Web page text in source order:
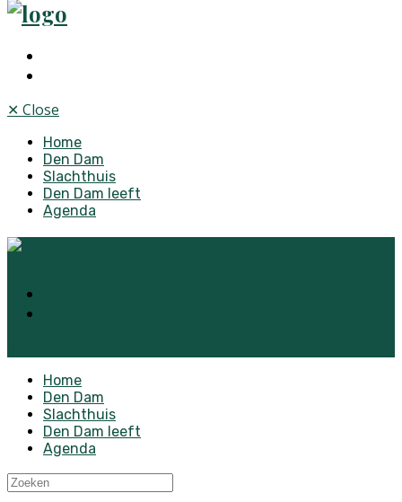
✕ Close
Home
Den Dam
Slachthuis
Den Dam leeft
Agenda
Home
Den Dam
Slachthuis
Den Dam leeft
Agenda